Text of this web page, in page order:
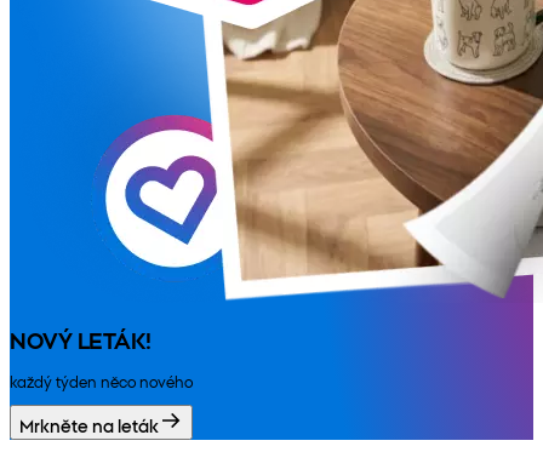
NOVÝ LETÁK!
každý týden něco nového
Mrkněte na leták